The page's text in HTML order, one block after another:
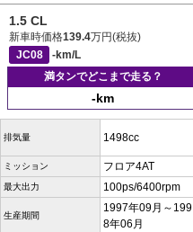
1.5 CL
新車時価格139.4万円(税抜)
JC08
-km/L
満タンでどこまで走る？
-km
排気量 1498cc
ミッション フロア4AT
最大出力 100ps/6400rpm
生産期間
1997年09月～199
8年06月